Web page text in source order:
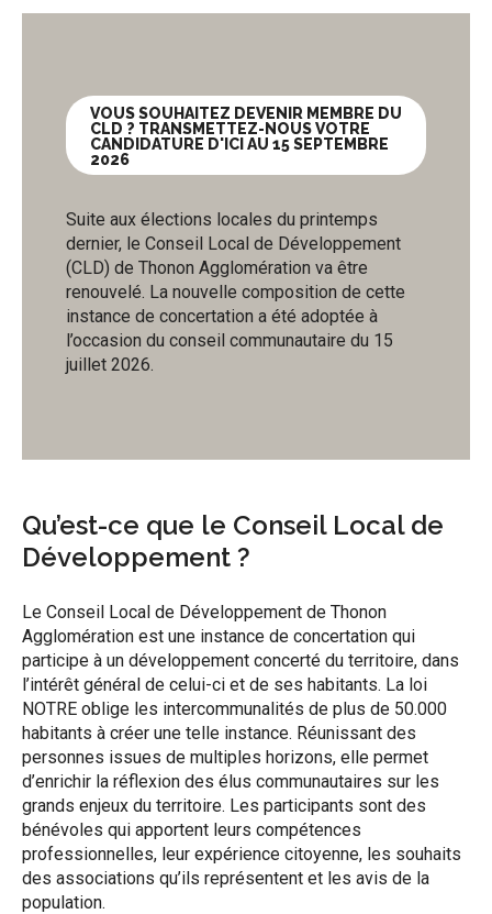
VOUS SOUHAITEZ DEVENIR MEMBRE DU
CLD ? TRANSMETTEZ-NOUS VOTRE
CANDIDATURE D'ICI AU 15 SEPTEMBRE
2026
Suite aux élections locales du printemps
dernier, le Conseil Local de Développement
(CLD) de Thonon Agglomération va être
renouvelé. La nouvelle composition de cette
instance de concertation a été adoptée à
l’occasion du conseil communautaire du 15
juillet 2026.
Qu’est-ce que le Conseil Local de
Développement ?
Le Conseil Local de Développement de Thonon
Agglomération est une instance de concertation qui
participe à un développement concerté du territoire, dans
l’intérêt général de celui-ci et de ses habitants. La loi
NOTRE oblige les intercommunalités de plus de 50.000
habitants à créer une telle instance. Réunissant des
personnes issues de multiples horizons, elle permet
d’enrichir la réflexion des élus communautaires sur les
grands enjeux du territoire. Les participants sont des
bénévoles qui apportent leurs compétences
professionnelles, leur expérience citoyenne, les souhaits
des associations qu’ils représentent et les avis de la
population.